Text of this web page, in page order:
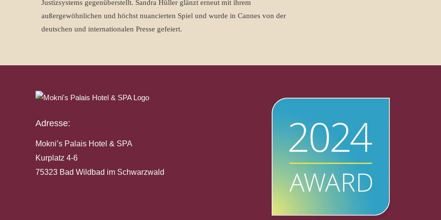
Justizsystems gegenüberstellt. Sandra Hüller glänzt erneut mit ihrem
außergewöhnlichen und höchst nuancierten Spiel und wurde in Cannes von der
deutschen und internationalen Presse gefeiert.
Adresse:
Mokni’s Palais Hotel & SPA
Kurplatz 4-6
75323 Bad Wildbad im Schwarzwald